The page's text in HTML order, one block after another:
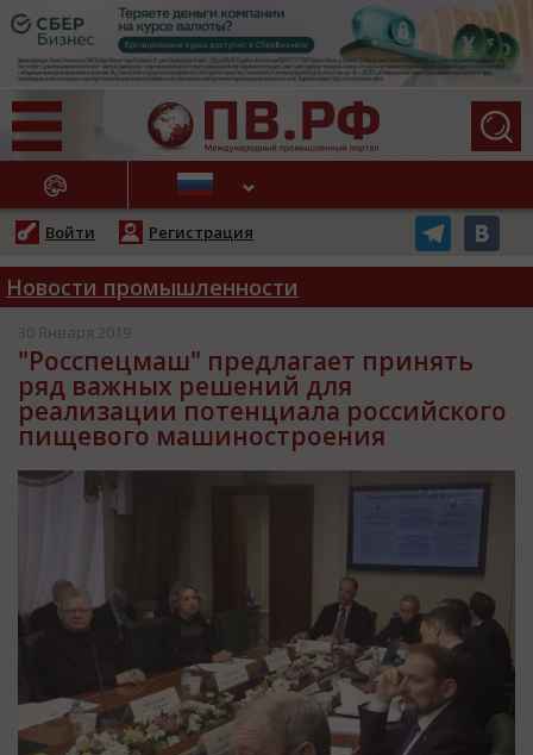
НОВОСТИ
Войти Регистрация
Новости промышленности
30 Января 2019
"Росспецмаш" предлагает принять
ряд важных решений для
реализации потенциала российского
пищевого машиностроения